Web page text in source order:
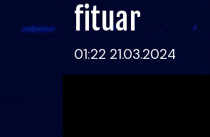
fituar
01:22 21.03.2024